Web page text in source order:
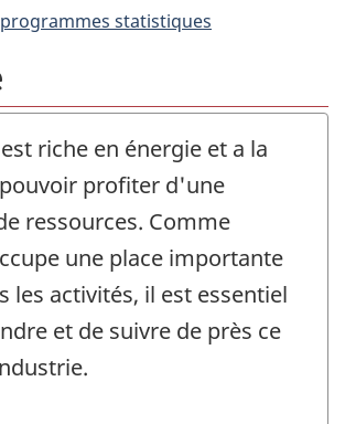
statistiques
riche en énergie et a la
profiter d'une
ressources. Comme
une place importante
les activités, il est essentiel
et de suivre de près ce